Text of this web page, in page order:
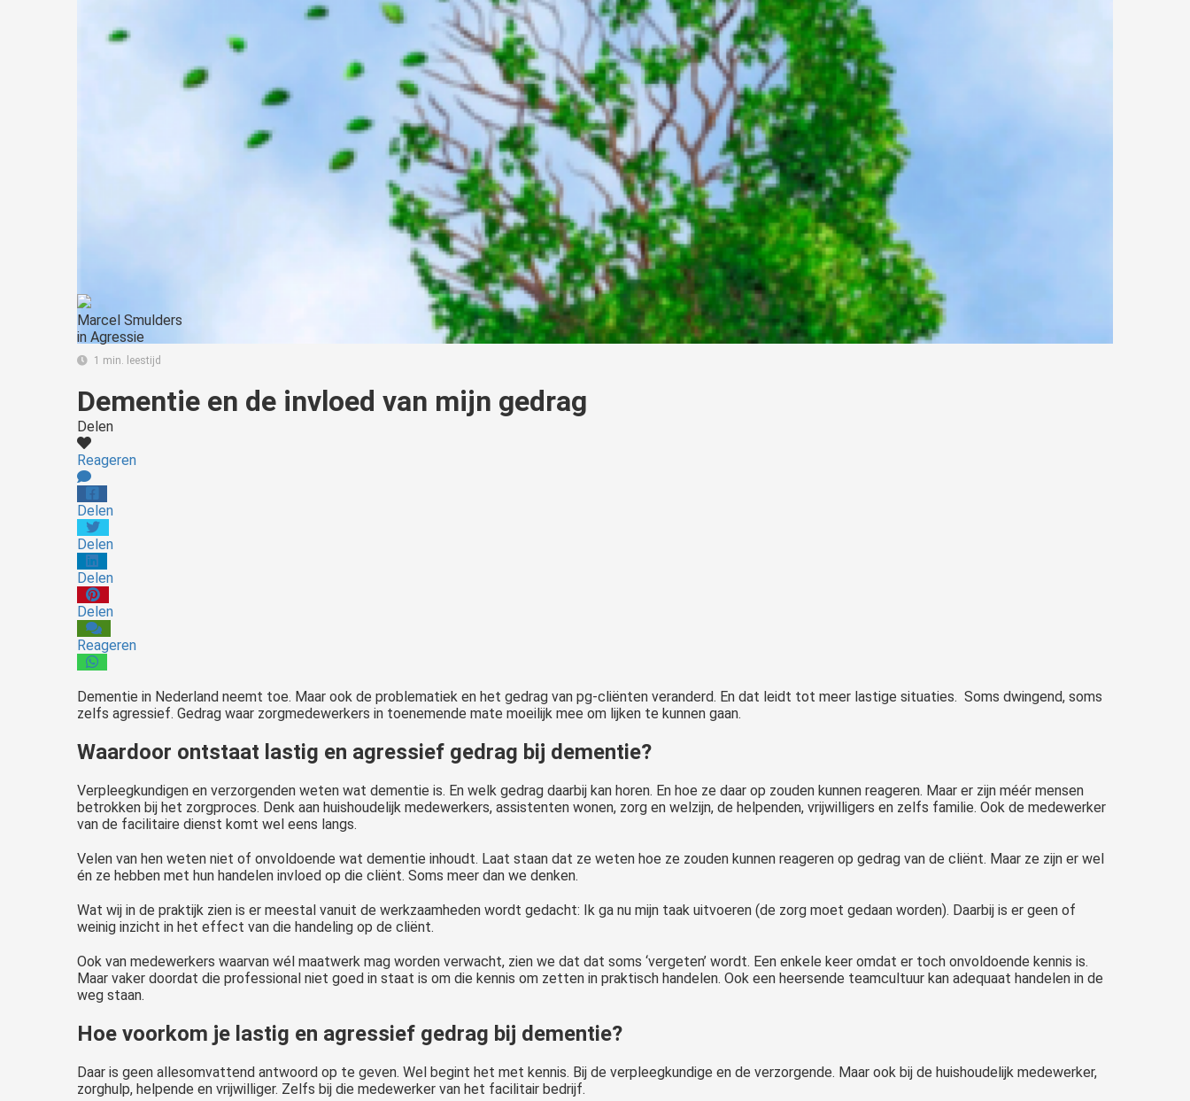
Marcel Smulders
in Agressie
1 min. leestijd
Dementie en de invloed van mijn gedrag
Delen
Reageren
Delen
Delen
Delen
Delen
Reageren
Dementie in Nederland neemt toe. Maar ook de problematiek en het gedrag van pg-cliënten veranderd. En dat leidt tot meer lastige situaties. Soms dwingend, soms
zelfs agressief. Gedrag waar zorgmedewerkers in toenemende mate moeilijk mee om lijken te kunnen gaan.
Waardoor ontstaat lastig en agressief gedrag bij dementie?
Verpleegkundigen en verzorgenden weten wat dementie is. En welk gedrag daarbij kan horen. En hoe ze daar op zouden kunnen reageren. Maar er zijn méér mensen
betrokken bij het zorgproces. Denk aan huishoudelijk medewerkers, assistenten wonen, zorg en welzijn, de helpenden, vrijwilligers en zelfs familie. Ook de medewerker
van de facilitaire dienst komt wel eens langs.
Velen van hen weten niet of onvoldoende wat dementie inhoudt. Laat staan dat ze weten hoe ze zouden kunnen reageren op gedrag van de cliënt. Maar ze zijn er wel
én ze hebben met hun handelen invloed op die cliënt. Soms meer dan we denken.
Wat wij in de praktijk zien is er meestal vanuit de werkzaamheden wordt gedacht: Ik ga nu mijn taak uitvoeren (de zorg moet gedaan worden). Daarbij is er geen of
weinig inzicht in het effect van die handeling op de cliënt.
Ook van medewerkers waarvan wél maatwerk mag worden verwacht, zien we dat dat soms ‘vergeten’ wordt. Een enkele keer omdat er toch onvoldoende kennis is.
Maar vaker doordat die professional niet goed in staat is om die kennis om zetten in praktisch handelen. Ook een heersende teamcultuur kan adequaat handelen in de
weg staan.
Hoe voorkom je lastig en agressief gedrag bij dementie?
Daar is geen allesomvattend antwoord op te geven. Wel begint het met kennis. Bij de verpleegkundige en de verzorgende. Maar ook bij de huishoudelijk medewerker,
zorghulp, helpende en vrijwilliger. Zelfs bij die medewerker van het facilitair bedrijf.